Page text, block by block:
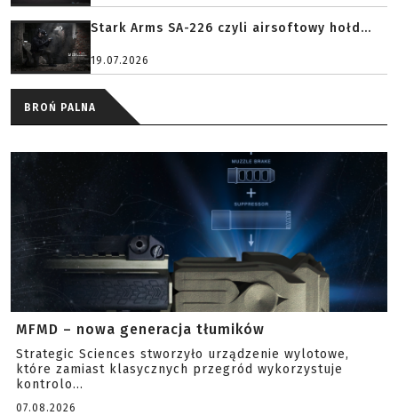
Stark Arms SA-226 czyli airsoftowy hołd...
19.07.2026
BROŃ PALNA
MFMD – nowa generacja tłumików
Strategic Sciences stworzyło urządzenie wylotowe,
które zamiast klasycznych przegród wykorzystuje
kontrolo...
07.08.2026